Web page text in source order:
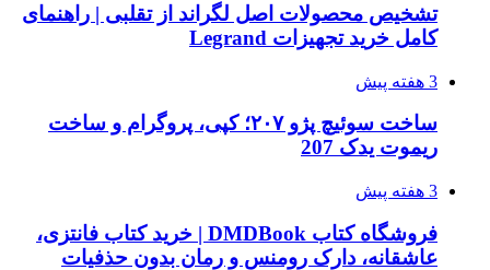
تشخیص محصولات اصل لگراند از تقلبی | راهنمای
کامل خرید تجهیزات Legrand
3 هفته پیش
ساخت سوئیچ پژو ۲۰۷؛ کپی، پروگرام و ساخت
ریموت یدک 207
3 هفته پیش
فروشگاه کتاب DMDBook | خرید کتاب فانتزی،
عاشقانه، دارک رومنس و رمان بدون حذفیات